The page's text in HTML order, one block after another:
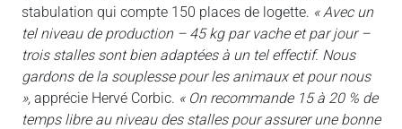
stabulation qui compte 150 places de logette. « Avec un
tel niveau de production – 45 kg par vache et par jour –
trois stalles sont bien adaptées à un tel effectif. Nous
gardons de la souplesse pour les animaux et pour nous
», apprécie Hervé Corbic. « On recommande 15 à 20 % de
temps libre au niveau des stalles pour assurer une bonne